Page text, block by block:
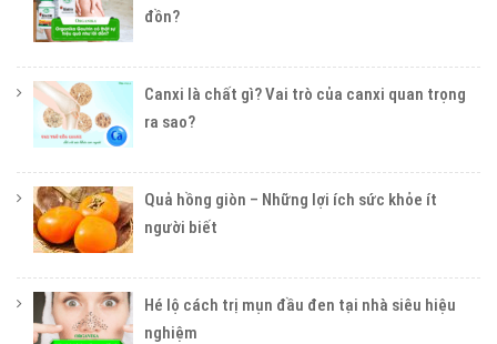
đồn?
Canxi là chất gì? Vai trò của canxi quan trọng
ra sao?
Quả hồng giòn – Những lợi ích sức khỏe ít
người biết
Hé lộ cách trị mụn đầu đen tại nhà siêu hiệu
nghiệm